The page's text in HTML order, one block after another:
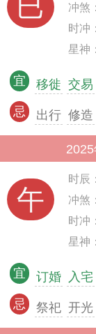
巳 冲煞：
时冲：
星神：
宜 移徙 交易
忌 出行 修造
午
时辰：
冲煞：
时冲：
星神：
宜 订婚 入宅
忌 祭祀 开光